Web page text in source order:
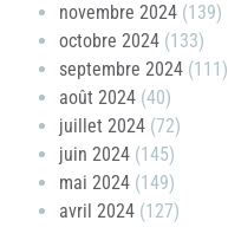
novembre 2024 (139)
octobre 2024 (133)
septembre 2024 (111)
août 2024 (40)
juillet 2024 (72)
juin 2024 (145)
mai 2024 (149)
avril 2024 (127)